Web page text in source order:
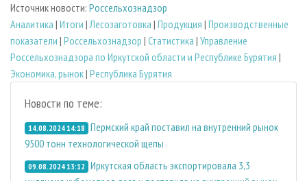
Источник новости: Россельхознадзор
Аналитика | Итоги |Лесозаготовка | Продукция | Производственные
показатели | Россельхознадзор | Статистика | Управление
Россельхознадзора по Иркутской области и Республике Бурятия |
Экономика, рынок| Республика Бурятия
Новости по теме:
14.08.2024 14:18 Пермский край поставил на внутренний рынок
9500 тонн технологической щепы
09.08.2024 13:12 Иркутская область экспортировала 3,3